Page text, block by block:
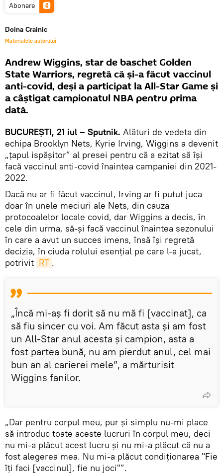
Abonare
Doina Crainic
Materialele autorului
Andrew Wiggins, star de baschet Golden
State Warriors, regretă că și-a făcut vaccinul
anti-covid, deşi a participat la All-Star Game și
a câştigat campionatul NBA pentru prima
dată.
BUCUREŞTI, 21 iul – Sputnik. Alături de vedeta din
echipa Brooklyn Nets, Kyrie Irving, Wiggins a devenit
„țapul ispășitor” al presei pentru că a ezitat să îşi
facă vaccinul anti-covid înaintea campaniei din 2021-
2022.
Dacă nu ar fi făcut vaccinul, Irving ar fi putut juca
doar în unele meciuri ale Nets, din cauza
protocoalelor locale covid, dar Wiggins a decis, în
cele din urma, să-și facă vaccinul înaintea sezonului
în care a avut un succes imens, însă îşi regretă
decizia, în ciuda rolului esenţial pe care l-a jucat,
potrivit RT .
„Încă mi-aş fi dorit să nu mă fi [vaccinat], ca
să fiu sincer cu voi. Am făcut asta și am fost
un All-Star anul acesta și campion, asta a
fost partea bună, nu am pierdut anul, cel mai
bun an al carierei mele”, a mărturisit
Wiggins fanilor.
„Dar pentru corpul meu, pur și simplu nu-mi place
să introduc toate aceste lucruri în corpul meu, deci
nu mi-a plăcut acest lucru și nu mi-a plăcut că nu a
fost alegerea mea. Nu mi-a plăcut condiţionarea "Fie
îţi faci [vaccinul], fie nu joci"”.